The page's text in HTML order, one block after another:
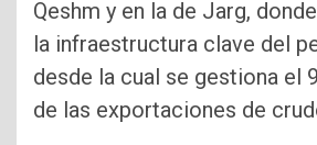
Qeshm y en la de Jarg,
la infraestructura clave del
desde la cual se gestiona el
de las exportaciones de